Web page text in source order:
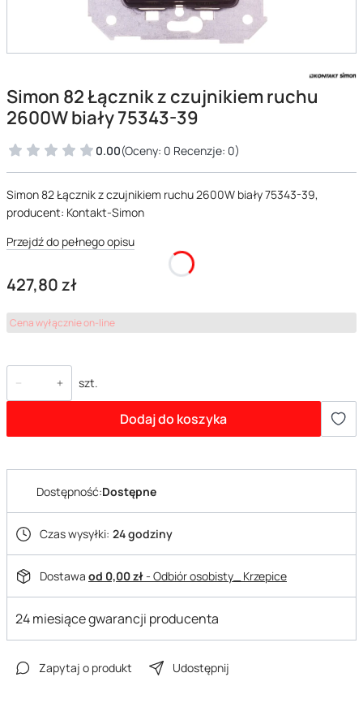
Simon 82 Łącznik z czujnikiem ruchu
2600W biały 75343-39
0.00(Oceny: 0 Recenzje: 0)
Simon 82 Łącznik z czujnikiem ruchu 2600W biały 75343-39,
producent: Kontakt-Simon
Przejdź do pełnego opisu
Cena
427,80 zł
Cena wyłącznie on-line
szt.
Dodaj do koszyka
Dostępność:Dostępne
Czas wysyłki: 24 godziny
Dostawa od 0,00 zł- Odbiór osobisty_ Krzepice
24 miesiące gwarancji producenta
Zapytaj o produkt Udostępnij